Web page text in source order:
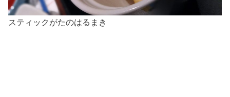
スティックがたのはるまき